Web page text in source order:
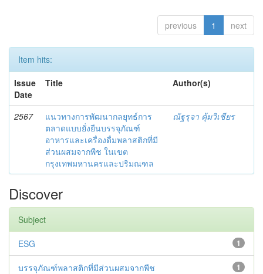
previous 1 next
Item hits:
Issue
Date
Title Author(s)
2567
แนวทางการพัฒนากลยุทธ์การ
ตลาดแบบยั่งยืนบรรจุภัณฑ์
อาหารและเครื่องดื่มพลาสติกที่มี
ส่วนผสมจากพืช ในเขต
กรุงเทพมหานครและปริมณฑล
ณัฐรุจา คุ้มวิเชียร
Discover
Subject
1
ESG
1
บรรจุภัณฑ์พลาสติกที่มีส่วนผสมจากพืช